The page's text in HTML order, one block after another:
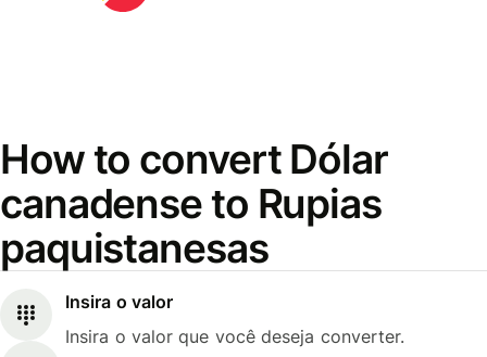
How to convert Dólar
canadense to Rupias
paquistanesas
Insira o valor
Insira o valor que você deseja converter.